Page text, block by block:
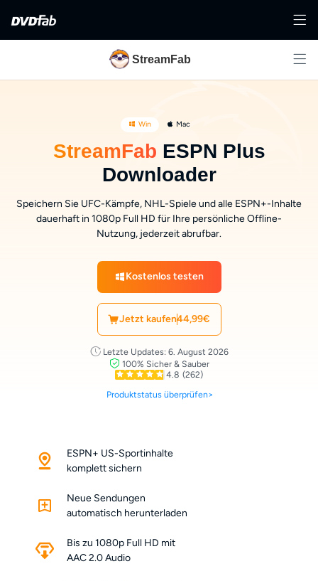
StreamFab
Win Mac
StreamFab ESPN Plus
Downloader
Speichern Sie UFC-Kämpfe, NHL-Spiele und alle ESPN+-Inhalte
dauerhaft in 1080p Full HD für Ihre persönliche Offline-
Nutzung, jederzeit abrufbar.
Kostenlos testen
Jetzt kaufen44,99€
Letzte Updates: 6. August 2026
100% Sicher & Sauber
4.8 (262)
Produktstatus überprüfen>
ESPN+ US-Sportinhalte
komplett sichern
Neue Sendungen
automatisch herunterladen
Bis zu 1080p Full HD mit
AAC 2.0 Audio